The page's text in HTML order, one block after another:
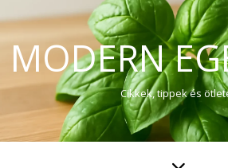
MODERN
Cikkek, tippek és